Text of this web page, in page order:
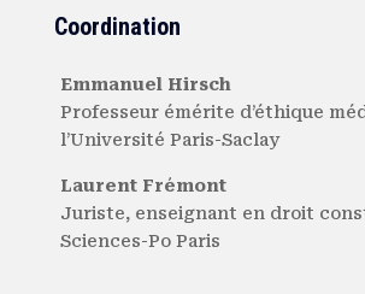
Coordination
Emmanuel Hirsch
Professeur émérite d’éthique
l’Université Paris-Saclay
Laurent Frémont
Juriste, enseignant en droit
Sciences-Po Paris